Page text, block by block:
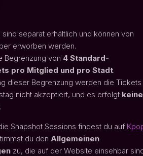
separat erhältlich und können von
erworben werden.
Begrenzung von 4 Standard-
pro Mitglied und pro Stadt.
dieser Begrenzung werden die Tickets
nicht akzeptiert, und es erfolgt keine
.
Snapshot Sessions findest du auf
du den Allgemeinen
zu, die auf der Website einsehbar